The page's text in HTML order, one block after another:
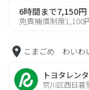
6時間まで7,150円
免責補償制度1,100
こまごめ わいわ
トヨタレン
荒川区西日暮